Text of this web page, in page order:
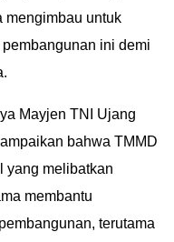
mengimbau untuk
ini demi
Mayjen TNI Ujang
bahwa TMMD
yang melibatkan
membantu
terutama